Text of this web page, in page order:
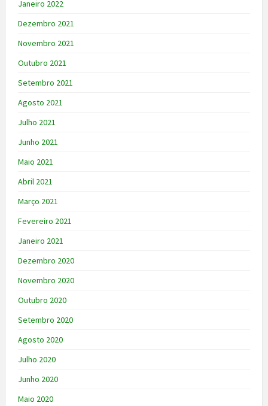
Janeiro 2022
Dezembro 2021
Novembro 2021
Outubro 2021
Setembro 2021
Agosto 2021
Julho 2021
Junho 2021
Maio 2021
Abril 2021
Março 2021
Fevereiro 2021
Janeiro 2021
Dezembro 2020
Novembro 2020
Outubro 2020
Setembro 2020
Agosto 2020
Julho 2020
Junho 2020
Maio 2020